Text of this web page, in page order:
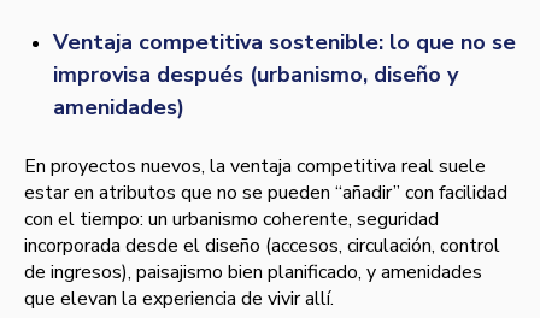
Ventaja competitiva sostenible: lo que no se
improvisa después (urbanismo, diseño y
amenidades)
En proyectos nuevos, la ventaja competitiva real suele
estar en atributos que no se pueden “añadir” con facilidad
con el tiempo: un urbanismo coherente, seguridad
incorporada desde el diseño (accesos, circulación, control
de ingresos), paisajismo bien planificado, y amenidades
que elevan la experiencia de vivir allí.